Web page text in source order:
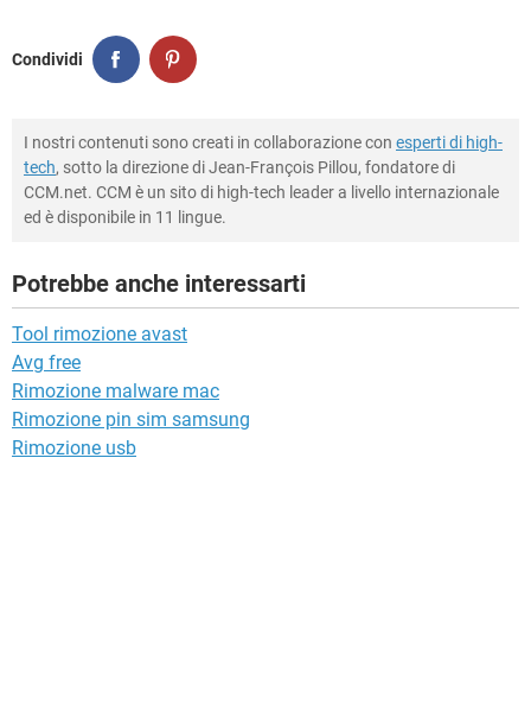
Condividi
I nostri contenuti sono creati in collaborazione con esperti di high-
tech, sotto la direzione di Jean-François Pillou, fondatore di
CCM.net. CCM è un sito di high-tech leader a livello internazionale
ed è disponibile in 11 lingue.
Potrebbe anche interessarti
Tool rimozione avast
Avg free
Rimozione malware mac
Rimozione pin sim samsung
Rimozione usb